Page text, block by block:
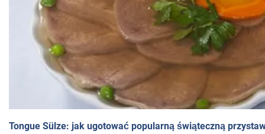
Tongue Sülze: jak ugotować popularną świąteczną